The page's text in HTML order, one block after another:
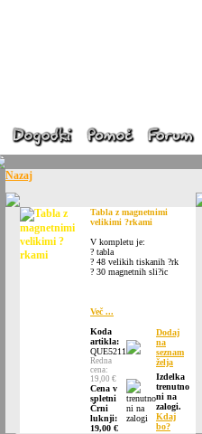
Nazaj
Tabla z magnetnimi
velikimi ?rkami
V kompletu je:
? tabla
? 48 velikih tiskanih ?rk
? 30 magnetnih sli?ic
Več ...
Koda
artikla:
QUE5211
Redna
cena:
19,00 €
Cena v
spletni
Črni
luknji:
19,00 €
Dodaj
na
seznam
želja
Izdelka
trenutno
ni na
zalogi.
Kdaj
bo?